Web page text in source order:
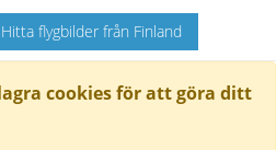
cookies för att göra ditt
Hitta flygbilder från Finland